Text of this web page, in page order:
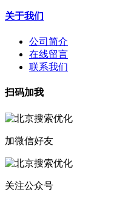
关于我们
公司简介
在线留言
联系我们
扫码加我
加微信好友
关注公众号